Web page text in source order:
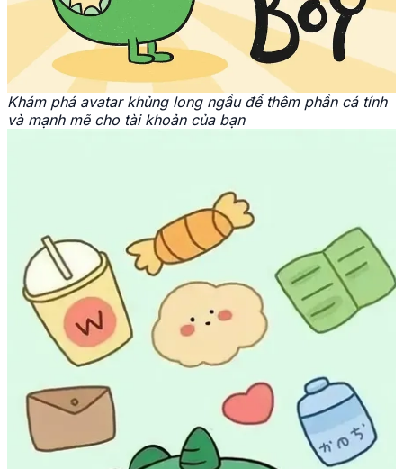
Khám phá avatar khủng long ngầu để thêm phần cá tính
và mạnh mẽ cho tài khoản của bạn